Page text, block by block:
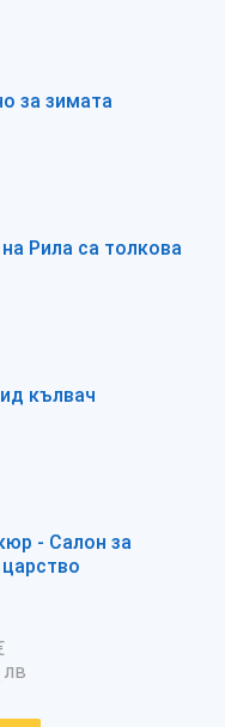
за зимата
Рила са толкова
кълвач
- Салон за
лв